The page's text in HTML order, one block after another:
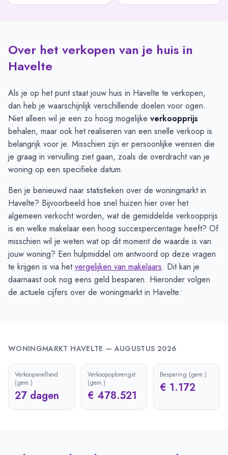
Over het verkopen van je huis in
Havelte
Als je op het punt staat jouw huis in Havelte te verkopen,
dan heb je waarschijnlijk verschillende doelen voor ogen.
Niet alleen wil je een zo hoog mogelijke verkoopprijs
behalen, maar ook het realiseren van een snelle verkoop is
belangrijk voor je. Misschien zijn er persoonlijke wensen die
je graag in vervulling ziet gaan, zoals de overdracht van je
woning op een specifieke datum.
Ben je benieuwd naar statistieken over de woningmarkt in
Havelte? Bijvoorbeeld hoe snel huizen hier over het
algemeen verkocht worden, wat de gemiddelde verkoopprijs
is en welke makelaar een hoog succespercentage heeft? Of
misschien wil je weten wat op dit moment de waarde is van
jouw woning? Een hulpmiddel om antwoord op deze vragen
te krijgen is via hetvergelijken van makelaars. Dit kan je
daarnaast ook nog eens geld besparen. Hieronder volgen
de actuele cijfers over de woningmarkt in Havelte:
WONINGMARKT HAVELTE —AUGUSTUS 2026
Verkoopsnelheid
(gem.)
27 dagen
Verkoopopbrengst
(gem.)
€ 478.521
Besparing (gem.)
€ 1.172